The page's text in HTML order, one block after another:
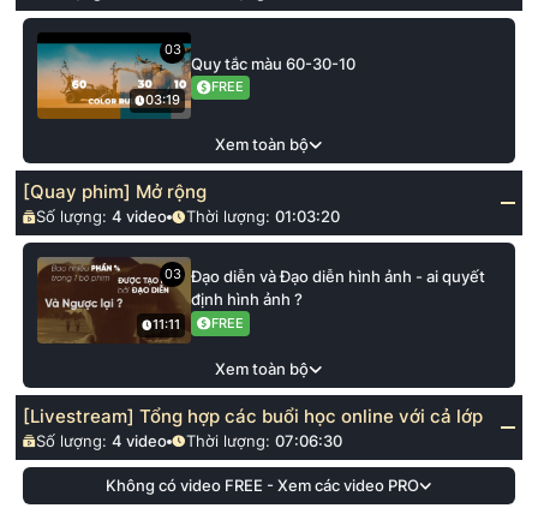
03
03:19
Quy tắc màu 60-30-10
FREE
Xem toàn bộ
[Quay phim] Mở rộng
Số lượng:4 video Thời lượng: 01:03:20
03
11:11
Đạo diễn và Đạo diễn hình ảnh - ai quyết
định hình ảnh ?
FREE
Xem toàn bộ
[Livestream] Tổng hợp các buổi học online với cả lớp
Số lượng:4 video Thời lượng: 07:06:30
Không có video FREE - Xem các video PRO